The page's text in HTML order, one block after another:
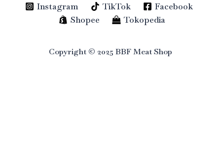
Instagram TikTok
Facebook
Shopee
Tokopedia
Copyright © 2025 BBF Meat Shop